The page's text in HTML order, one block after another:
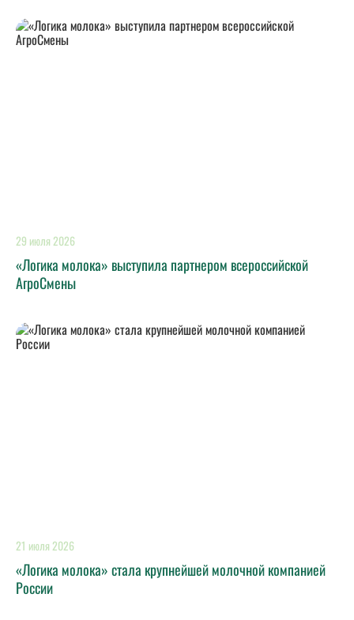
29 июля 2026
«Логика молока» выступила партнером всероссийской
АгроСмены
21 июля 2026
«Логика молока» стала крупнейшей молочной компанией
России